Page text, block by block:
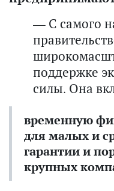
— С самого
поддержке
силы. Она
временную
для малых и
гарантии и
крупных